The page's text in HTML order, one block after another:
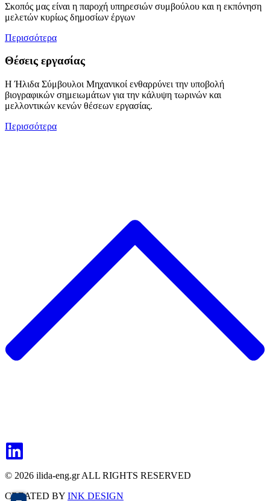
Σκοπός μας είναι η παροχή υπηρεσιών συμβούλου και η εκπόνηση
μελετών κυρίως δημοσίων έργων
Περισσότερα
Θέσεις εργασίας
Η Ήλιδα Σύμβουλοι Μηχανικοί ενθαρρύνει την υποβολή
βιογραφικών σημειωμάτων για την κάλυψη τωρινών και
μελλοντικών κενών θέσεων εργασίας.
Περισσότερα
© 2026 ilida-eng.gr ALL RIGHTS RESERVED
CREATED BY INK DESIGN